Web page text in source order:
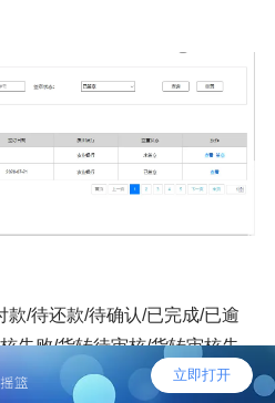
款/待还款/待确认/已完成/已逾
失败/货转待审核/货转审核失
议管理页面，签章状态为已签